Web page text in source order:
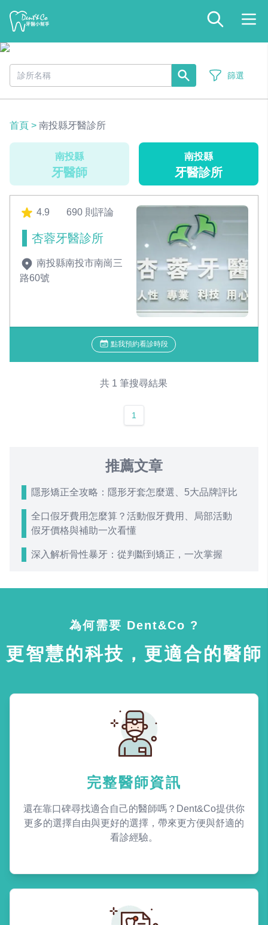
篩選
首頁 > 南投縣牙醫診所
南投縣
牙醫師
南投縣
牙醫診所
4.9 690 則評論
杏蓉牙醫診所
南投縣南投市南崗三
路60號
點我預約看診時段
共 1 筆搜尋結果
1
推薦文章
隱形矯正全攻略：隱形牙套怎麼選、5大品牌評比
全口假牙費用怎麼算？活動假牙費用、局部活動
假牙價格與補助一次看懂
深入解析骨性暴牙：從判斷到矯正，一次掌握
為何需要 Dent&Co ?
更智慧的科技，更適合的醫師
完整醫師資訊
還在靠口碑尋找適合自己的醫師嗎？Dent&Co提供你
更多的選擇自由與更好的選擇，帶來更方便與舒適的
看診經驗。